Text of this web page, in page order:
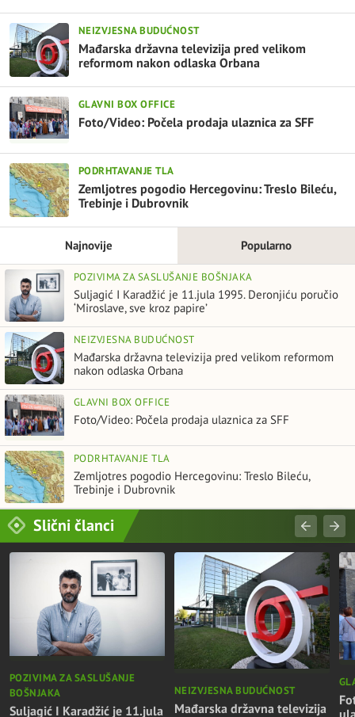
NEIZVJESNA BUDUĆNOST
Mađarska državna televizija pred velikom
reformom nakon odlaska Orbana
GLAVNI BOX OFFICE
Foto/Video: Počela prodaja ulaznica za SFF
PODRHTAVANJE TLA
Zemljotres pogodio Hercegovinu: Treslo Bileću,
Trebinje i Dubrovnik
Najnovije Popularno
POZIVIMA ZA SASLUŠANJE BOŠNJAKA
Suljagić I Karadžić je 11.jula 1995. Deronjiću poručio
‘Miroslave, sve kroz papire’
NEIZVJESNA BUDUĆNOST
Mađarska državna televizija pred velikom reformom
nakon odlaska Orbana
GLAVNI BOX OFFICE
Foto/Video: Počela prodaja ulaznica za SFF
PODRHTAVANJE TLA
Zemljotres pogodio Hercegovinu: Treslo Bileću,
Trebinje i Dubrovnik
Slični članci
POZIVIMA ZA SASLUŠANJE
BOŠNJAKA
Suljagić I Karadžić je 11.jula
NEIZVJESNA BUDUĆNOST
Mađarska državna televizija